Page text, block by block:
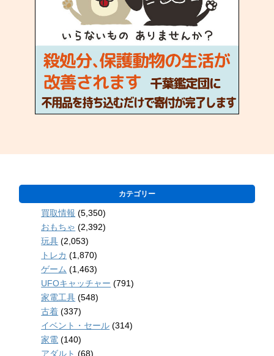
カテゴリー
買取情報 (5,350)
おもちゃ (2,392)
玩具 (2,053)
トレカ (1,870)
ゲーム (1,463)
UFOキャッチャー (791)
家電工具 (548)
古着 (337)
イベント・セール (314)
家電 (140)
アダルト (68)